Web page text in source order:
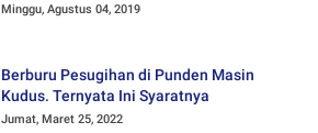
Minggu, Agustus 04, 2019
Berburu Pesugihan di Punden Masin
Kudus. Ternyata Ini Syaratnya
Jumat, Maret 25, 2022